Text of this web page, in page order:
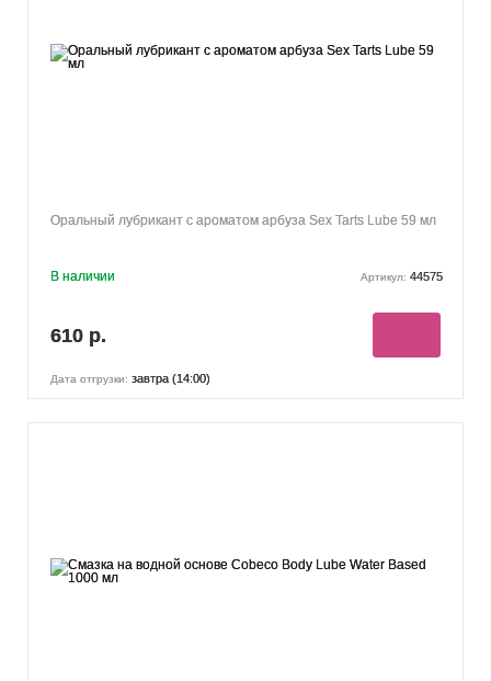
Оральный лубрикант с ароматом арбуза Sex Tarts Lube 59 мл
В наличии Артикул: 44575
610 р.
Дата отгрузки: завтра (14:00)